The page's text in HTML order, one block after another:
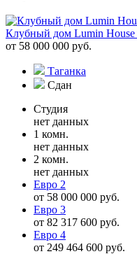
Клубный дом Lumin House
от 58 000 000 руб.
Таганка
Сдан
Студия
нет данных
1 комн.
нет данных
2 комн.
нет данных
Евро 2
от 58 000 000 руб.
Евро 3
от 82 317 600 руб.
Евро 4
от 249 464 600 руб.